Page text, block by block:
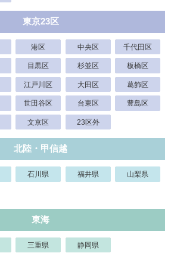
東京23区
港区 中央区 千代田区
目黒区 杉並区 板橋区
江戸川区 大田区 葛飾区
世田谷区 台東区 豊島区
文京区 23区外
北陸・甲信越
石川県 福井県 山梨県
東海
三重県 静岡県